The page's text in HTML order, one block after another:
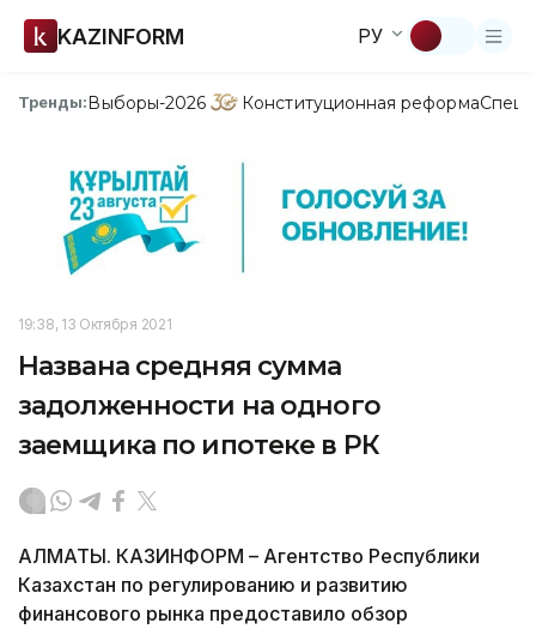
KAZINFORM РУ
Тренды:Выборы-2026 Конституционная реформа
19:38, 13 Октября 2021
Названа средняя сумма
задолженности на одного
заемщика по ипотеке в РК
АЛМАТЫ. КАЗИНФОРМ – Агентство Республики
Казахстан по регулированию и развитию
финансового рынка предоставило обзор